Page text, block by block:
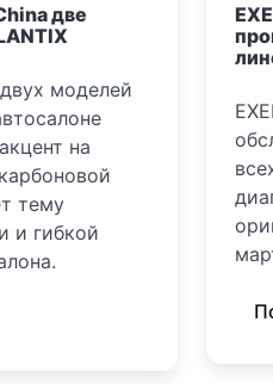
две
моделей
на
тему
и гибкой